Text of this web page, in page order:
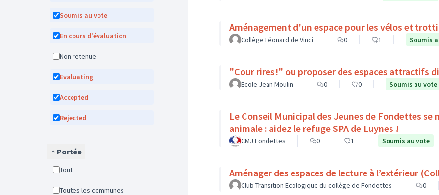
Soumis au vote
En cours d'évaluation
Non retenue
Evaluating
Accepted
Rejected
Portée
Tout
Toutes les communes
Aménagement d'un espace pour les vélos et
Collège Léonard de Vinci 0 1 Soumis
"Cour rires!" ou proposer des espaces attractifs
Ecole Jean Moulin 0 0 Soumis au vote
Le Conseil Municipal des Jeunes de Fondettes
animale : aidez le refuge SPA de Luynes !
CMJ Fondettes 0 1 Soumis au vote
Club Transition Ecologique du collège de Fondettes 0